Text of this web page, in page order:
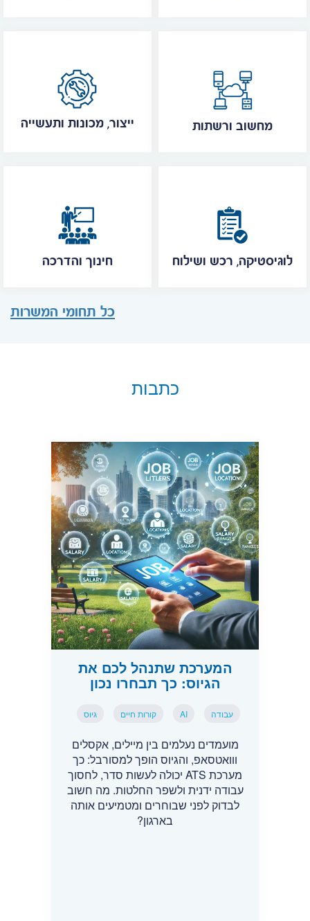
ייצור, מכונות ותעשייה מחשוב ורשתות
חינוך והדרכה לוגיסטיקה, רכש ושילוח
כל תחומי המשרות
כתבות
המערכת שתנהל לכם את
הגיוס: כך תבחרו נכון
עבודה AI קורות חיים גיוס
מועמדים נעלמים בין מיילים, אקסלים
ווואטסאפ, והגיוס הופך למסורבל: כך
מערכת ATS יכולה לעשות סדר, לחסוך
עבודה ידנית ולשפר החלטות. מה חשוב
לבדוק לפני שבוחרים ומטמיעים אותה
בארגון?